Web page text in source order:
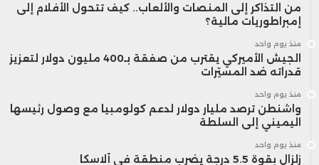
من التذاكر إلى المنصات والألعاب.. كيف تتحول الأفلام إلى
إمبراطوريات مالية؟
منذ يوم واحد
الجيش الأميركي يقترب من صفقة بـ400 مليون دولار لتعزيز
قدراته ضد المسيّرات
منذ يوم واحد
واشنطن ترصد مليار دولار لدعم كولومبيا مع وصول رئيسها
اليميني إلى السلطة
منذ يوم واحد
زلزال بقوة 5.5 درجة يضرب منطقة في ألاسكا